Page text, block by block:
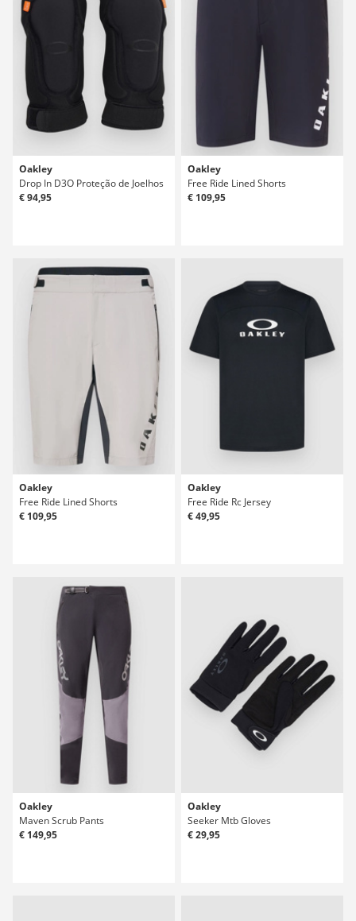
Oakley
Drop In D3O Proteção de Joelhos
€ 94,95
Oakley
Free Ride Lined Shorts
€ 109,95
Oakley
Free Ride Lined Shorts
€ 109,95
Oakley
Free Ride Rc Jersey
€ 49,95
Oakley
Maven Scrub Pants
€ 149,95
Oakley
Seeker Mtb Gloves
€ 29,95